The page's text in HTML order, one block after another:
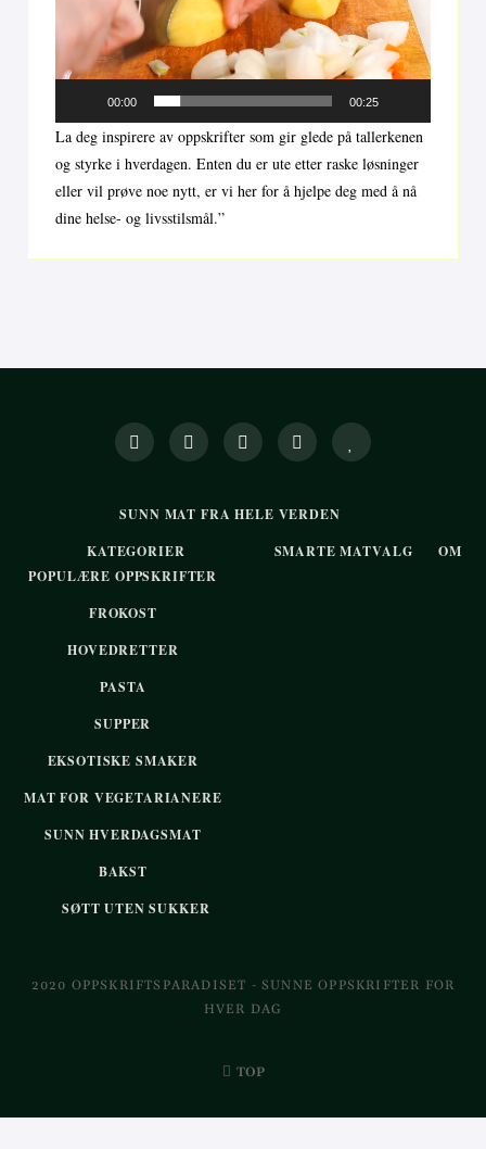
00:00 00:25
La deg inspirere av oppskrifter som gir glede på tallerkenen
og styrke i hverdagen. Enten du er ute etter raske løsninger
eller vil prøve noe nytt, er vi her for å hjelpe deg med å nå
dine helse- og livsstilsmål.”
SUNN MAT FRA HELE VERDEN
KATEGORIER
POPULÆRE OPPSKRIFTER
FROKOST
HOVEDRETTER
PASTA
SUPPER
EKSOTISKE SMAKER
MAT FOR VEGETARIANERE
SUNN HVERDAGSMAT
BAKST
SØTT UTEN SUKKER
SMARTE MATVALG OM
2020 OPPSKRIFTSPARADISET - SUNNE OPPSKRIFTER FOR
HVER DAG
TOP